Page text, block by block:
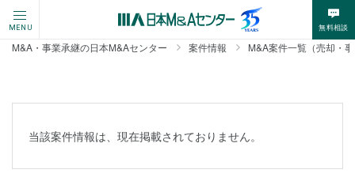
MENU 無料相談
M&A・事業承継の日本M&Aセンター 案件情報 M&A案件一覧（売却・
当該案件情報は、現在掲載されておりません。